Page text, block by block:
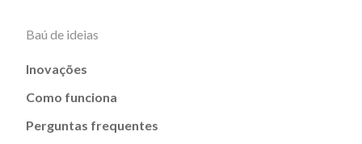
Baú de ideias
Inovações
Como funciona
Perguntas frequentes